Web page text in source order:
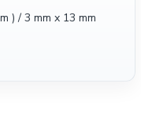
) / 3 mm x 13 mm